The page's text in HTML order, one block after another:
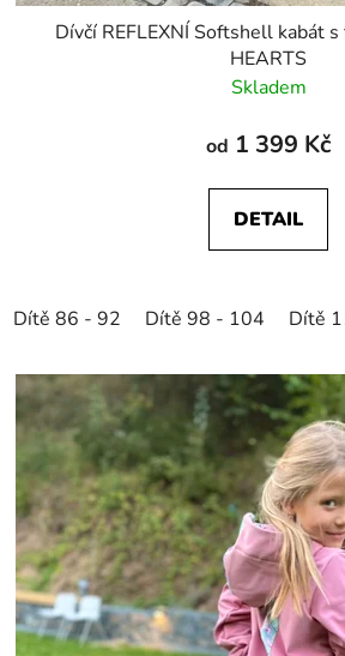
Dívčí REFLEXNÍ Softshell kabát
HEARTS
Skladem
od 1 399 Kč
DETAIL
Dítě 86 - 92 Dítě 98 - 104 Dítě